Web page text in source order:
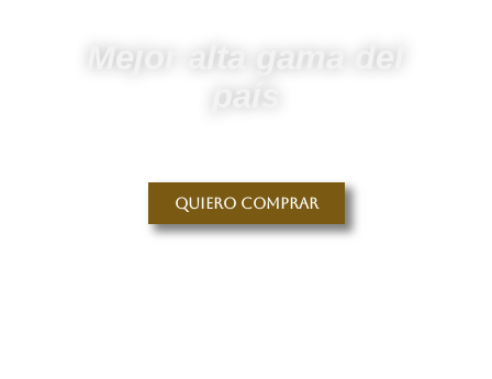
Mejor alta gama del
país
Quiero comprar